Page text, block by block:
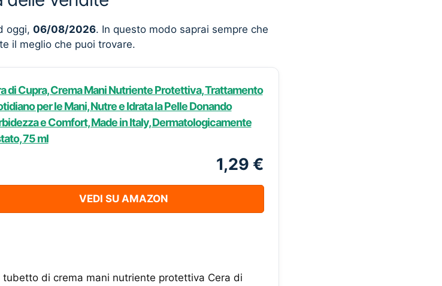
oggi, 06/08/2026. In questo modo saprai sempre che
il meglio che puoi trovare.
di Cupra, Crema Mani Nutriente Protettiva, Trattamento
per le Mani, Nutre e Idrata la Pelle Donando
e Comfort, Made in Italy, Dermatologicamente
75 ml
1,29 €
VEDI SU AMAZON
tubetto di crema mani nutriente protettiva Cera di